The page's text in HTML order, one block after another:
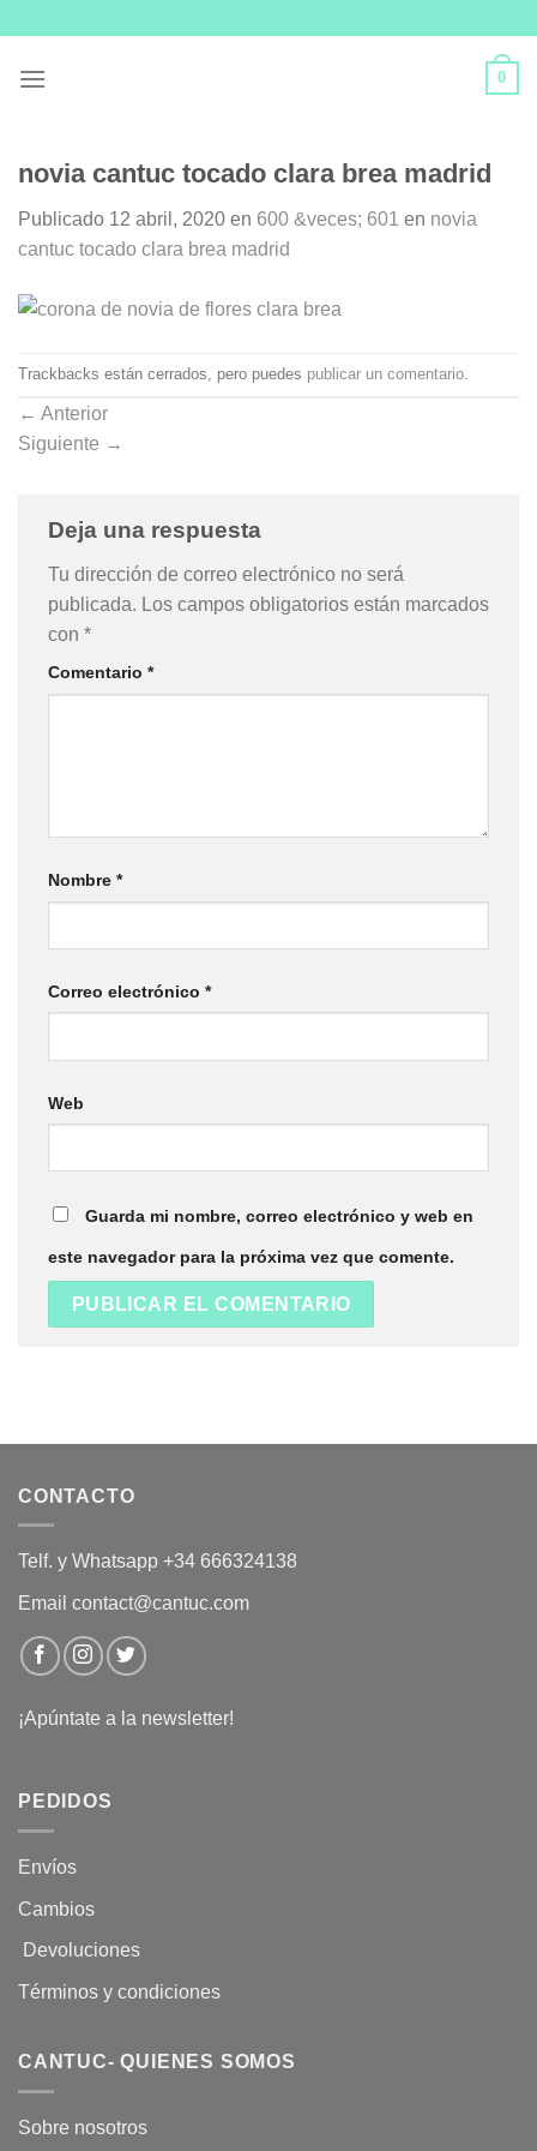
content
0
novia cantuc tocado clara brea madrid
Publicado 12 abril, 2020 en 600 &veces; 601 en novia
cantuc tocado clara brea madrid
Trackbacks están cerrados, pero puedes publicar un comentario
← Anterior
Siguiente →
Deja una respuesta
Tu dirección de correo electrónico no será
publicada. Los campos obligatorios están marcados
con *
Comentario *
Nombre *
Correo electrónico *
Web
Guarda mi nombre, correo electrónico y web en
este navegador para la próxima vez que comente.
CONTACTO
Telf. y Whatsapp +34 666324138
Email contact@cantuc.com
¡Apúntate a la newsletter!
PEDIDOS
Envíos
Cambios
Devoluciones
Términos y condiciones
CANTUC- QUIENES SOMOS
Sobre nosotros